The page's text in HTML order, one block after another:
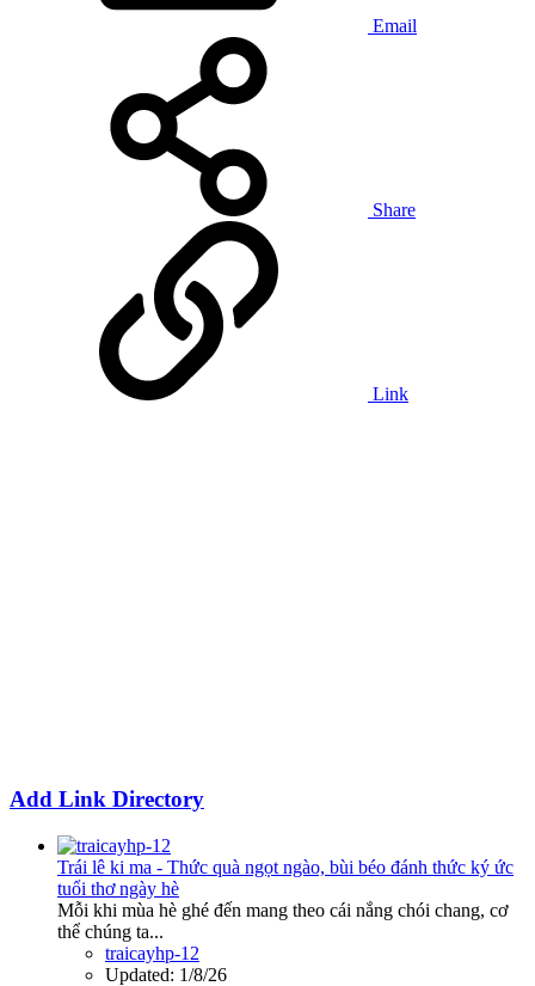
Email
Share
Link
Add Link Directory
Trái lê ki ma - Thức quà ngọt ngào, bùi béo đánh thức ký ức
tuổi thơ ngày hè
Mỗi khi mùa hè ghé đến mang theo cái nắng chói chang, cơ
thể chúng ta...
traicayhp-12
Updated: 1/8/26